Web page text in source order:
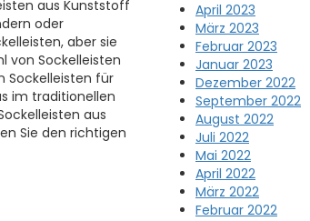
aus Kunststoff
oder
aber sie
von Sockelleisten
Sockelleisten für
im traditionellen
aus
Sie den richtigen
April 2023
März 2023
Februar 2023
Januar 2023
Dezember 2022
September 2022
August 2022
Juli 2022
Mai 2022
April 2022
März 2022
Februar 2022